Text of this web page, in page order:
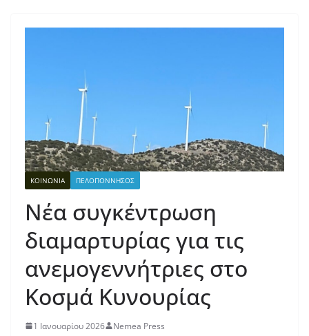
ΚΟΙΝΩΝΙΑ ΠΕΛΟΠΟΝΝΗΣΟΣ
Νέα συγκέντρωση
διαμαρτυρίας για τις
ανεμογεννήτριες στο
Κοσμά Κυνουρίας
1 Ιανουαρίου 2026 Nemea Press